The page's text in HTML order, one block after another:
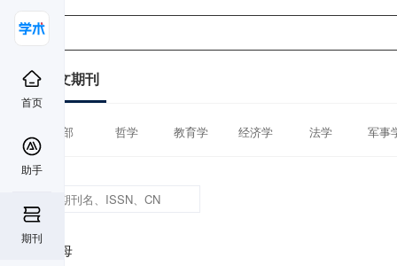
首页
助手
期刊
中文期刊
全部 哲学 教育学 经济学 法学 军事
首字母